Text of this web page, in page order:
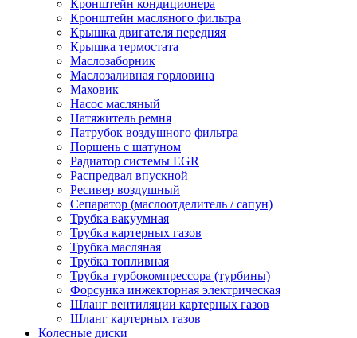
Кронштейн кондиционера
Кронштейн масляного фильтра
Крышка двигателя передняя
Крышка термостата
Маслозаборник
Маслозаливная горловина
Маховик
Насос масляный
Натяжитель ремня
Патрубок воздушного фильтра
Поршень с шатуном
Радиатор системы EGR
Распредвал впускной
Ресивер воздушный
Сепаратор (маслоотделитель / сапун)
Трубка вакуумная
Трубка картерных газов
Трубка масляная
Трубка топливная
Трубка турбокомпрессора (турбины)
Форсунка инжекторная электрическая
Шланг вентиляции картерных газов
Шланг картерных газов
Колесные диски